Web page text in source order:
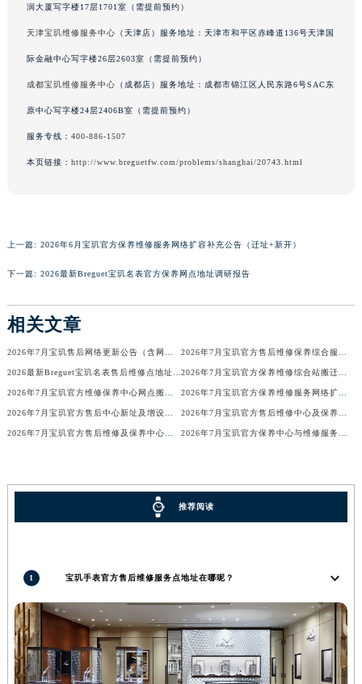
广西壮族自治区贺州市八步区城东街道灵峰南路宝玑售后服务中心（需提前预约）
广西壮族自治区柳州市城中区中山中路宝玑售后服务中心（需提前预约）
香港特别行政区尖沙咀区油尖旺区广东道宝玑售后服务中心（需提前预约）
香港特别行政区金钟区中西区金钟道宝玑售后服务中心（需提前预约）
河南省济源市沁园街道济水大道宝玑售后服务中心（需提前预约）
河南省焦作市解放区解放路宝玑售后服务中心（需提前预约）
河南省漯河市源汇区交通路宝玑售后服务中心（需提前预约）
河南省南阳市宛城区范蠡东路与南都路交叉口宝玑售后服务中心（需提前预约）
河南省平顶山市卫东区建设路宝玑售后服务中心（需提前预约）
河南省濮阳市大华龙区开州路绿城路交叉口宝玑售后服务中心（需提前预约）
河南省三门峡市湖滨区和平路宝玑售后服务中心（需提前预约）
润大厦写字楼17层1701室（需提前预约）
天津宝玑维修服务中心 （天津店）服务地址：天津市和平区赤峰道136号天津国
际金融中心写字楼26层2603室（需提前预约）
成都宝玑维修服务中心 （成都店）服务地址：成都市锦江区人民东路6号SAC东
原中心写字楼24层2406B室（需提前预约）
服务专线： 400-886-1507
本页链接： http://www.breguetfw.com/problems/shanghai/20743.html
上一篇: 2026年6月宝玑官方保养维修服务网络扩容补充公告（迁址+新开）
下一篇: 2026最新Breguet宝玑名表官方保养网点地址调研报告
相关文章
2026年7月宝玑售后网络更新公告（含网点迁址及新开） 2026年7月宝玑官方售后维修保养综合服务网络最终完整发布确认
2026最新Breguet宝玑名表售后维修点地址考察报告 2026年7月宝玑官方保养维修综合站搬迁及新增服务点补充确认终稿
2026年7月宝玑官方维修保养中心网点搬迁及新增补充信息手册 2026年7月宝玑官方保养维修服务网络扩容公告（迁址+新开）
2026年7月宝玑官方售后中心新址及增设站点速览 2026年7月宝玑官方售后维修中心及保养中心最新调整公告
2026年7月宝玑官方售后维修及保养中心网点最终更新汇总确认稿 2026年7月宝玑官方保养中心与维修服务中心迁址及新开补充完整指南发布
推荐阅读
1 宝玑手表官方售后维修服务点地址在哪呢？